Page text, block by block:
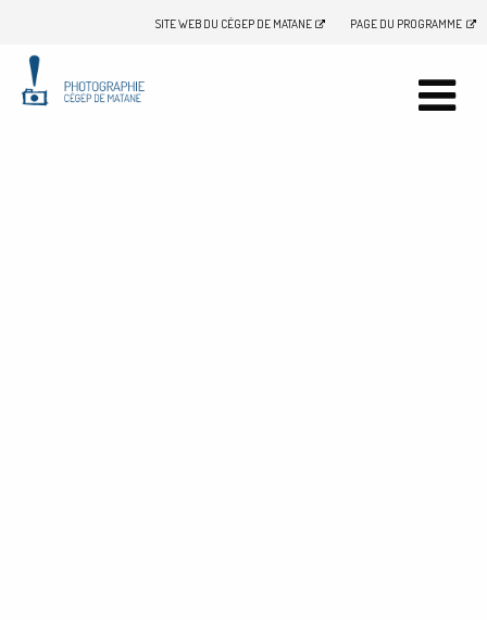
SITE WEB DU CÉGEP DE MATANE PAGE DU PROGRAMME